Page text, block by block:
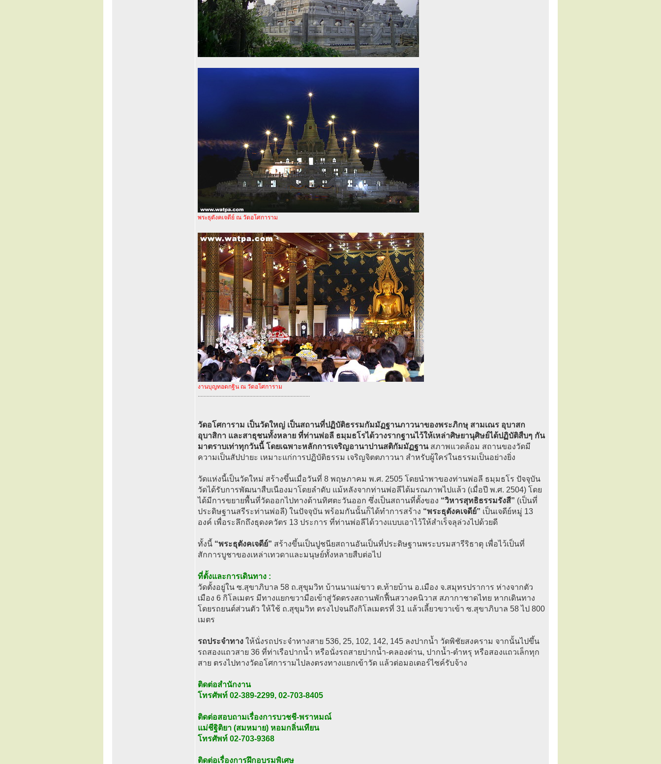
พระธุตังคเจดีย์ ณ วัดอโศการาม
งานบุญทอดกฐิน ณ วัดอโศการาม
............................................................................
วัดอโศการาม เป็นวัดใหญ่ เป็นสถานที่ปฏิบัติธรรมกัมมัฏฐานภาวนาของพระภิกษุ สามเณร อุบาสก
อุบาสิกา และสาธุชนทั้งหลาย ที่ท่านพ่อลี ธมฺมธโรได้วางรากฐานไว้ให้เหล่าศิษยานุศิษย์ได้ปฏิบัติสืบๆ กัน
มาตราบเท่าทุกวันนี้ โดยเฉพาะหลักการเจริญอานาปานสติกัมมัฏฐานสภาพแวดล้อม สถานของวัดมี
ความเป็นสัปปายะ เหมาะแก่การปฏิบัติธรรม เจริญจิตตภาวนา สำหรับผู้ใคร่ในธรรมเป็นอย่างยิ่ง
วัดแห่งนี้เป็นวัดใหม่ สร้างขึ้นเมื่อวันที่ 8 พฤษภาคม พ.ศ. 2505 โดยนำพาของท่านพ่อลี ธมฺมธโร ปัจจุบัน
วัดได้รับการพัฒนาสืบเนืองมาโดยลำดับ แม้หลังจากท่านพ่อลีได้มรณภาพไปแล้ว (เมื่อปี พ.ศ. 2504) โดย
ได้มีการขยายพื้นที่วัดออกไปทางด้านทิศตะวันออก ซึ่งเป็นสถานที่ตั้งของ “วิหารสุทธิธรรมรังสี” (เป็นที่
ประดิษฐานสรีระท่านพ่อลี) ในปัจจุบัน พร้อมกันนั้นก็ได้ทำการสร้าง “พระธุตังคเจดีย์” เป็นเจดีย์หมู่ 13
องค์ เพื่อระลึกถึงธุดงควัตร 13 ประการ ที่ท่านพ่อลีได้วางแบบเอาไว้ให้สำเร็จลุล่วงไปด้วยดี
ทั้งนี้ “พระธุตังคเจดีย์” สร้างขึ้นเป็นปูชนียสถานอันเป็นที่ประดิษฐานพระบรมสารีริธาตุ เพื่อไว้เป็นที่
สักการบูชาของเหล่าเทวดาและมนุษย์ทั้งหลายสืบต่อไป
ที่ตั้งและการเดินทาง :
วัดตั้งอยู่ใน ซ.สุขาภิบาล 58 ถ.สุขุมวิท บ้านนาแม่ขาว ต.ท้ายบ้าน อ.เมือง จ.สมุทรปราการ ห่างจากตัว
เมือง 6 กิโลเมตร มีทางแยกขวามือเข้าสู่วัดตรงสถานพักฟื้นสวางคนิวาส สภากาชาดไทย หากเดินทาง
โดยรถยนต์ส่วนตัว ให้ใช้ ถ.สุขุมวิท ตรงไปจนถึงกิโลเมตรที่ 31 แล้วเลี้ยวขวาเข้า ซ.สุขาภิบาล 58 ไป 800
เมตร
รถประจำทาง ให้นั่งรถประจำทางสาย 536, 25, 102, 142, 145 ลงปากน้ำ วัดพิชัยสงคราม จากนั้นไปขึ้น
รถสองแถวสาย 36 ที่ท่าเรือปากน้ำ หรือนั่งรถสายปากน้ำ-คลองด่าน, ปากน้ำ-ตำหรุ หรือสองแถวเล็กทุก
สาย ตรงไปทางวัดอโศการามไปลงตรงทางแยกเข้าวัด แล้วต่อมอเตอร์ไซค์รับจ้าง
ติดต่อสำนักงาน
โทรศัพท์ 02-389-2299, 02-703-8405
ติดต่อสอบถามเรื่องการบวชชี-พราหมณ์
แม่ชีฐิติยา (สมหมาย) หอมกลิ่นเทียน
โทรศัพท์ 02-703-9368
ติดต่อเรื่องการฝึกอบรมพิเศษ